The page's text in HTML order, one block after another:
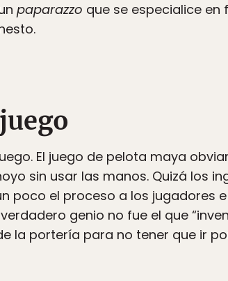
paparazzo que se especialice
El juego de pelota maya
sin usar las manos. Quizá los
poco el proceso a los jugadores e
genio no fue el que
la portería para no tener que ir